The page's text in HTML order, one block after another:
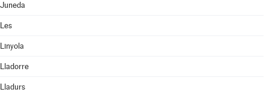
Juneda
Les
Linyola
Lladorre
Lladurs